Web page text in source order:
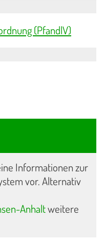
(PfandlV)
Informationen zur
vor. Alternativ
Anhaltweitere